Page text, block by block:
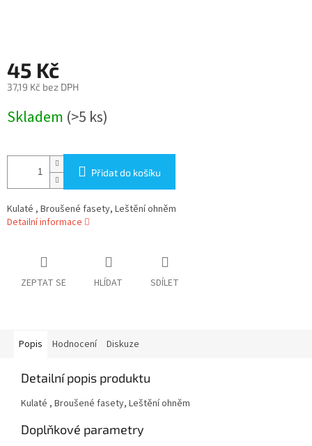
45 Kč
37,19 Kč bez DPH
cena:
Skladem (>5 ks)
Přidat do košíku
Kulaté , Broušené fasety, Leštění ohněm
Detailní informace
ZEPTAT SE HLÍDAT SDÍLET
Popis Hodnocení Diskuze
Detailní popis produktu
Kulaté , Broušené fasety, Leštění ohněm
Doplňkové parametry